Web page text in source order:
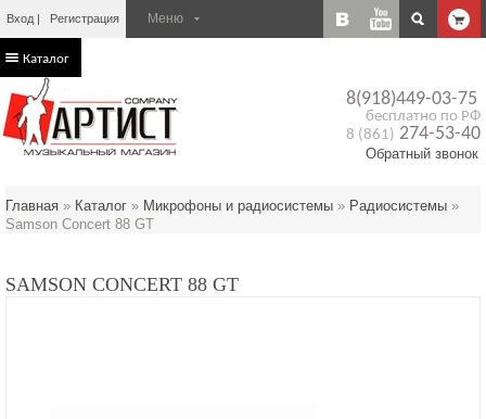
Вход Регистрация
8(918)449-03-75
бесплатно по РФ
8 (861) 274-53-40
Обратный звонок
Каталог
Главная » Каталог » Микрофоны и радиосистемы » Радиосистемы »
Samson Concert 88 GT
SAMSON CONCERT 88 GT